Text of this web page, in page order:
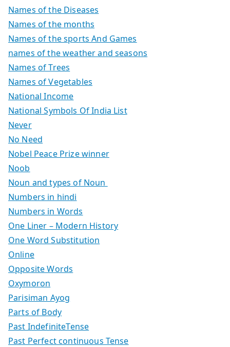
Names of the Diseases
Names of the months
Names of the sports And Games
names of the weather and seasons
Names of Trees
Names of Vegetables
National Income
National Symbols Of India List
Never
No Need
Nobel Peace Prize winner
Noob
Noun and types of Noun
Numbers in hindi
Numbers in Words
One Liner – Modern History
One Word Substitution
Online
Opposite Words
Oxymoron
Parisiman Ayog
Parts of Body
Past IndefiniteTense
Past Perfect continuous Tense